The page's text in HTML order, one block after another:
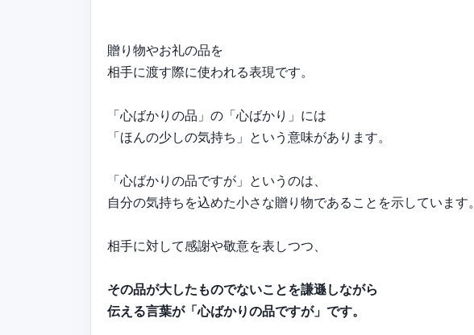
贈り物やお礼の品を
相手に渡す際に使われる表現です。
「心ばかりの品」の「心ばかり」には
「ほんの少しの気持ち」という意味があります。
「心ばかりの品ですが」というのは、
自分の気持ちを込めた小さな贈り物であることを示しています。
相手に対して感謝や敬意を表しつつ、
その品が大したものでないことを謙遜しながら
伝える言葉が「心ばかりの品ですが」です。